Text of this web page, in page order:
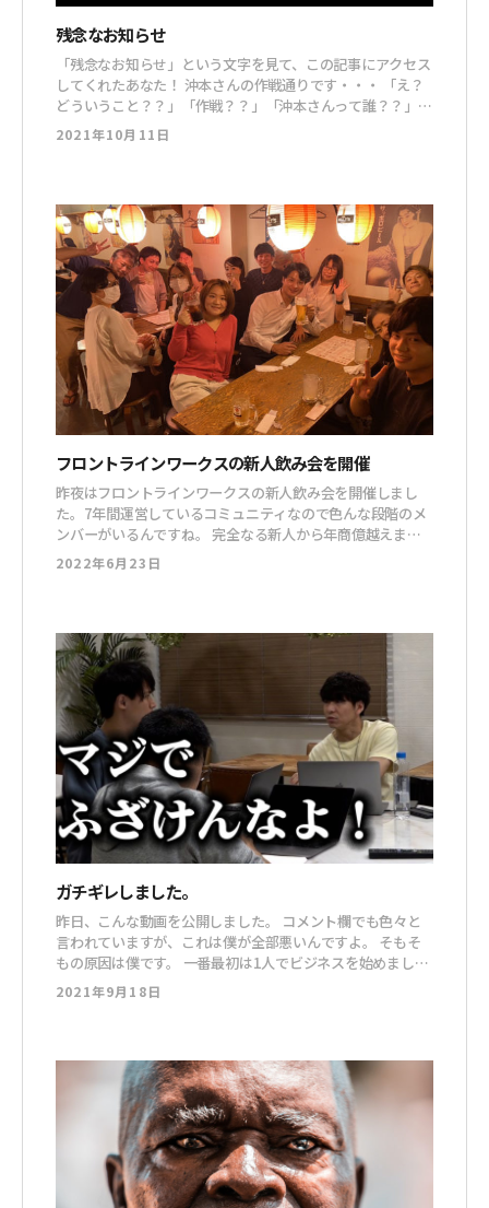
残念なお知らせ
「残念なお知らせ」という文字を見て、この記事にアクセス
してくれたあなた！ 沖本さんの作戦通りです・・・ 「え？
どういうこと？？」「作戦？？」「沖本さんって誰？？」
となったあなたは、こちらの動画をご覧ください。 これは
完全に僕も想定外でしたよ。 本格的に手を入れたばかりな
2021年10月11日
フロントラインワークスの新人飲み会を開催
昨夜はフロントラインワークスの新人飲み会を開催しまし
た。7年間運営しているコミュニティなので色んな段階のメ
ンバーがいるんですね。 完全なる新人から年商億越えま
で。 凄すぎる人ばっかり集まると、まだビジネスを始めたて
の人は萎縮しちゃうじゃないですか。 そうならないように
2022年6月23日
ガチギレしました。
昨日、こんな動画を公開しました。 コメント欄でも色々と
言われていますが、これは僕が全部悪いんですよ。 そもそ
もの原因は僕です。 一番最初は1人でビジネスを始めまし
た。 そこから、やりたいことが増えていくに従って、つぎ
はぎのような感じで社員が増えていきました。 ここで、本
2021年9月18日